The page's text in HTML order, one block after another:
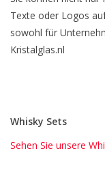
Texte oder Logos
sowohl für
Kristalglas.nl
Whisky Sets
Sehen Sie unsere